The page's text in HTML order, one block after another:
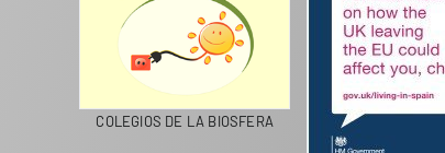
COLEGIOS DE LA BIOSFERA